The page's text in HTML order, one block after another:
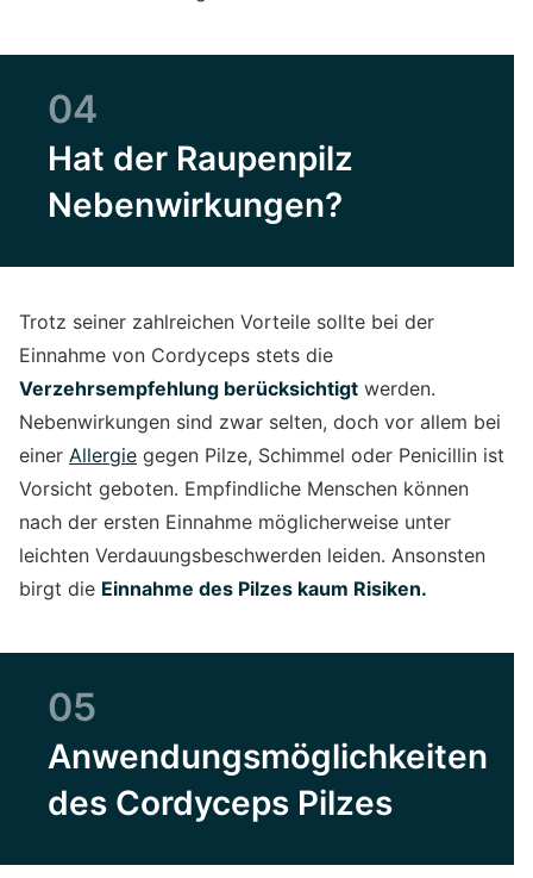
04
Hat der Raupenpilz
Nebenwirkungen?
Trotz seiner zahlreichen Vorteile sollte bei der
Einnahme von Cordyceps stets die
Verzehrsempfehlung berücksichtigt werden.
Nebenwirkungen sind zwar selten, doch vor allem bei
einer Allergie gegen Pilze, Schimmel oder Penicillin ist
Vorsicht geboten. Empfindliche Menschen können
nach der ersten Einnahme möglicherweise unter
leichten Verdauungsbeschwerden leiden. Ansonsten
birgt die Einnahme des Pilzes kaum Risiken.
05
Anwendungsmöglichkeiten
des Cordyceps Pilzes